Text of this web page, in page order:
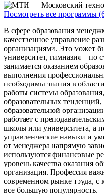
Посмотреть все программы
В сфере образования
качественное управление
организациями. Это может
университет, гимназия – по
занимается оказанием
выполнения
необходимы знания в
работы системы
образовательных
образовательной
работает с
школы или университета, а
управленческие навыки и
от менеджера напрямую
используются финансовые
уровень качества оказания
организация. Профессия
современном рынке труда,
все большую популярность.